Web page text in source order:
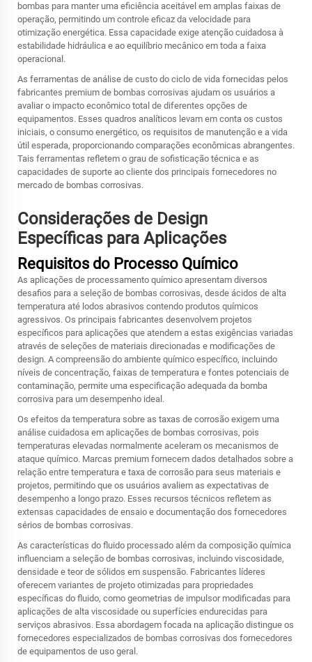
bombas para manter uma eficiência aceitável em amplas faixas de
operação, permitindo um controle eficaz da velocidade para
otimização energética. Essa capacidade exige atenção cuidadosa à
estabilidade hidráulica e ao equilíbrio mecânico em toda a faixa
operacional.
As ferramentas de análise de custo do ciclo de vida fornecidas pelos
fabricantes premium de bombas corrosivas ajudam os usuários a
avaliar o impacto econômico total de diferentes opções de
equipamentos. Esses quadros analíticos levam em conta os custos
iniciais, o consumo energético, os requisitos de manutenção e a vida
útil esperada, proporcionando comparações econômicas abrangentes.
Tais ferramentas refletem o grau de sofisticação técnica e as
capacidades de suporte ao cliente dos principais fornecedores no
mercado de bombas corrosivas.
Considerações de Design
Específicas para Aplicações
Requisitos do Processo Químico
As aplicações de processamento químico apresentam diversos
desafios para a seleção de bombas corrosivas, desde ácidos de alta
temperatura até lodos abrasivos contendo produtos químicos
agressivos. Os principais fabricantes desenvolvem projetos
específicos para aplicações que atendem a estas exigências variadas
através de seleções de materiais direcionadas e modificações de
design. A compreensão do ambiente químico específico, incluindo
níveis de concentração, faixas de temperatura e fontes potenciais de
contaminação, permite uma especificação adequada da bomba
corrosiva para um desempenho ideal.
Os efeitos da temperatura sobre as taxas de corrosão exigem uma
análise cuidadosa em aplicações de bombas corrosivas, pois
temperaturas elevadas normalmente aceleram os mecanismos de
ataque químico. Marcas premium fornecem dados detalhados sobre a
relação entre temperatura e taxa de corrosão para seus materiais e
projetos, permitindo que os usuários avaliem as expectativas de
desempenho a longo prazo. Esses recursos técnicos refletem as
extensas capacidades de ensaio e documentação dos fornecedores
sérios de bombas corrosivas.
As características do fluido processado além da composição química
influenciam a seleção de bombas corrosivas, incluindo viscosidade,
densidade e teor de sólidos em suspensão. Fabricantes líderes
oferecem variantes de projeto otimizadas para propriedades
específicas do fluido, como geometrias de impulsor modificadas para
aplicações de alta viscosidade ou superfícies endurecidas para
serviços abrasivos. Essa abordagem focada na aplicação distingue os
fornecedores especializados de bombas corrosivas dos fornecedores
de equipamentos de uso geral.